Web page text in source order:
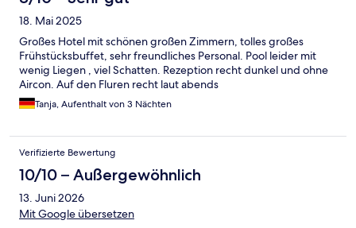
18. Mai 2025
Großes Hotel mit schönen großen Zimmern, tolles großes
Frühstücksbuffet, sehr freundliches Personal. Pool leider mit
wenig Liegen , viel Schatten. Rezeption recht dunkel und ohne
Aircon. Auf den Fluren recht laut abends
Tanja, Aufenthalt von 3 Nächten
Verifizierte Bewertung
10/10 – Außergewöhnlich
13. Juni 2026
Mit Google übersetzen